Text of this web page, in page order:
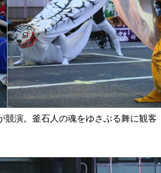
競演。釜石人の魂をゆさぶる舞に観客